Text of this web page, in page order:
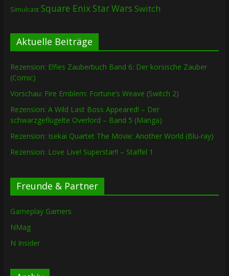
Simulcast Square EnixStar Wars Switch
Aktuelle Beiträge
Rezension: Elfies Zauberbuch Band 6: Der korsische Zauber
(Comic)
Vorschau: Fire Emblem: Fortune’s Weave (Switch 2)
Rezension: A Wild Last Boss Appeared! – Der
schwarzgeflügelte Overlord – Band 5 (Manga)
Rezension: Isekai Quartet The Movie: Another World (Blu-ray)
Rezension: Love Live! Superstar!! – Staffel 1
Freunde & Partner
Gameplay Gamers
NMag
N Insider